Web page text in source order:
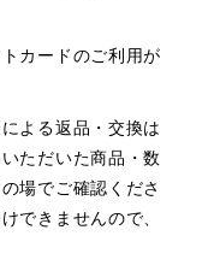
カードのご利用が
よる返品・交換は
ただいた商品・数
場でご確認くださ
できませんので、